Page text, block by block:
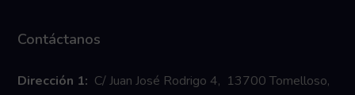
Contáctanos
Dirección 1: C/ Juan José Rodrigo 4, 13700 Tomelloso,